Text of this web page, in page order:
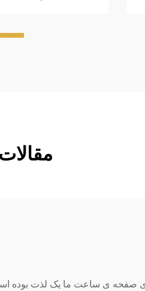
صفحه ی ساعت ما یک لذت بوده